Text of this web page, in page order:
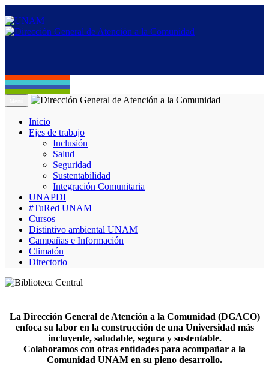
Inicio
Ejes de trabajo
Inclusión
Salud
Seguridad
Sustentabilidad
Integración Comunitaria
UNAPDI
#TuRed UNAM
Cursos
Distintivo ambiental UNAM
Campañas e Información
Climatón
Directorio
La Dirección General de Atención a la Comunidad (DGACO)
enfoca su labor en la construcción de una Universidad más
incluyente, saludable, segura y sustentable.
Colaboramos con otras entidades para acompañar a la
Comunidad UNAM en su pleno desarrollo.